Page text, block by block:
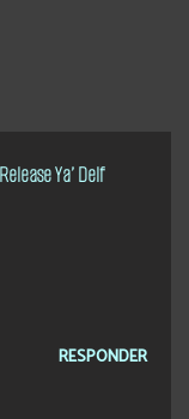
Ya’ Delf
RESPONDER